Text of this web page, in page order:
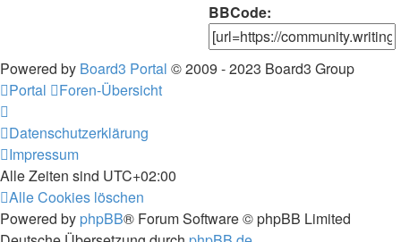
BBCode:
Powered by Board3 Portal © 2009 - 2023 Board3 Group
Portal
Foren-Übersicht
Datenschutzerklärung
Impressum
Alle Zeiten sind UTC+02:00
Alle Cookies löschen
Powered by phpBB® Forum Software © phpBB Limited